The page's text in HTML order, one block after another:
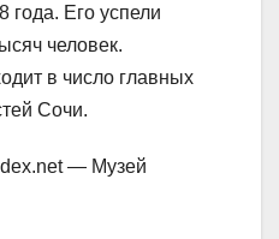
года. Его успели
человек.
в число главных
Сочи.
— Музей